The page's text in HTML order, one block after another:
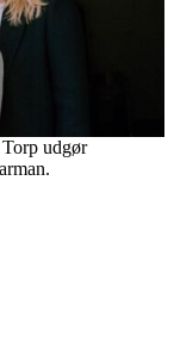
udgør